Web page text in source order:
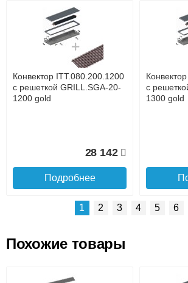
Доставка сантехники по Москве и
Наличный расчёт
Банковской картой на сайте в
времени
Банковской картой при получении
доставке, так и самовывозом
Интернет-деньгами (Yandex-
Qiwi-кошельки и другие).
Безналичный расчёт (возможно и
Конвектор ITT.080.200.1200
с решеткой GRILL.SGA-20-
1200 gold
28 142
Подробнее
с
1300 gold
Конвектор ITT.080.200.1000
1 2 3 4 5 6
Похожие товары